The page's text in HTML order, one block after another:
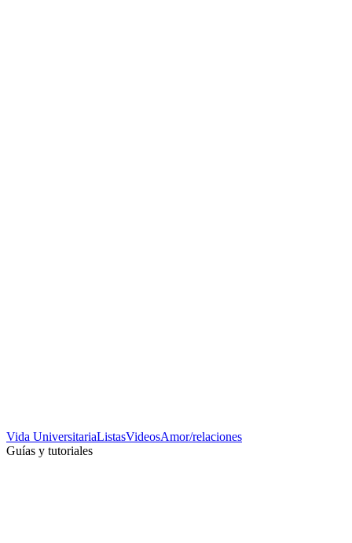
Vida UniversitariaListasVideosAmor/relaciones
Guías y tutoriales